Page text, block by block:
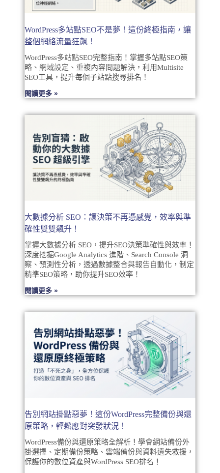
WordPress多站點SEO不是夢！這份終極指南，讓
整個網絡流量狂飆！
WordPress多站點SEO完整指南！掌握多站點SEO策
略、網域設定、重複內容問題解決，利用Multisite
SEO工具，提升每個子站點搜尋排名！
閱讀更多 »
大數據分析 SEO：讓決策不再憑感覺，效率與準
確性雙雙飆升！
掌握大數據分析 SEO，提升SEO決策準確性與效率！
深度挖掘Google Analytics 進階、Search Console 洞
察、預測性分析，透過數據整合與報告自動化，制定
精準SEO策略，助你提升SEO效率！
閱讀更多 »
告別網站掛點惡夢！這份WordPress完整備份與還
原策略，輕鬆應對突發狀況！
WordPress備份與還原策略全解析！學會網站備份外
掛選擇、定期備份策略、雲端備份與資料遺失救援，
保護你的數位資產與WordPress SEO排名！